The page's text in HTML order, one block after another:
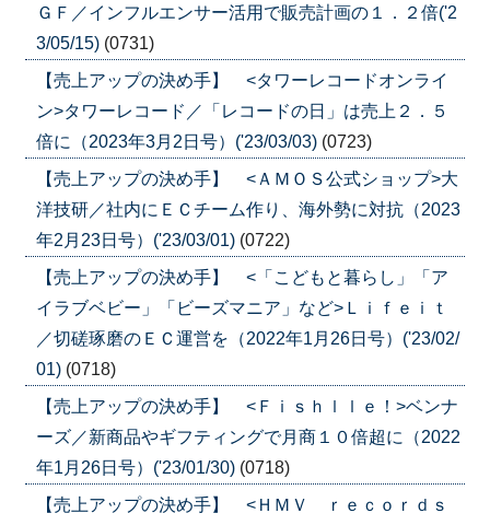
ＧＦ／インフルエンサー活用で販売計画の１．２倍('2
3/05/15) (0731)
【売上アップの決め手】 <タワーレコードオンライ
ン>タワーレコード／「レコードの日」は売上２．５
倍に（2023年3月2日号）('23/03/03) (0723)
【売上アップの決め手】 <ＡＭＯＳ公式ショップ>大
洋技研／社内にＥＣチーム作り、海外勢に対抗（2023
年2月23日号）('23/03/01) (0722)
【売上アップの決め手】 <「こどもと暮らし」「ア
イラブベビー」「ビーズマニア」など>Ｌｉｆｅｉｔ
／切磋琢磨のＥＣ運営を（2022年1月26日号）('23/02/
01) (0718)
【売上アップの決め手】 <Ｆｉｓｈｌｌｅ！>ベンナ
ーズ／新商品やギフティングで月商１０倍超に（2022
年1月26日号）('23/01/30) (0718)
【売上アップの決め手】 <ＨＭＶ ｒｅｃｏｒｄｓ